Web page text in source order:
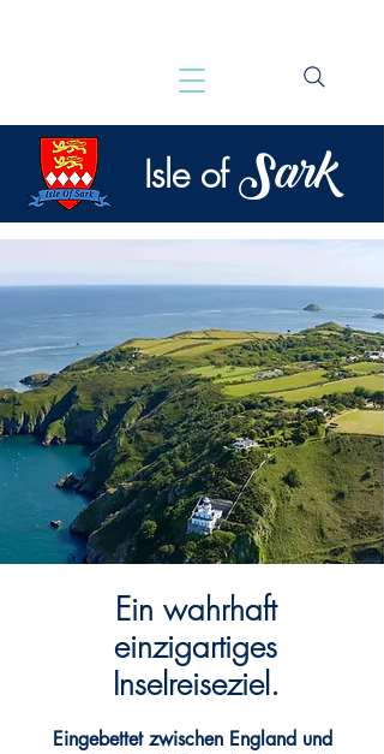
Isle of Sark
Ein wahrhaft
einzigartiges
Inselreiseziel.
Eingebettet zwischen England und